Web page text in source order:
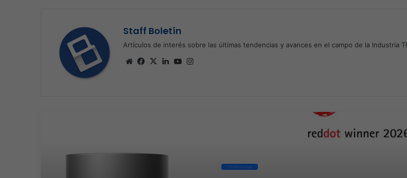
Staff Boletín
Artículos de interés sobre las últimas tendencias y avances en el campo de la Industria TI
SitioFacebook
X LinkedInYouTube
Conectividad